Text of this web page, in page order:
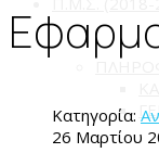
Κατηγορία:
26 Μαρτίου